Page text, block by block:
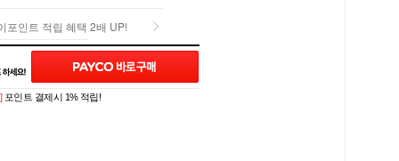
포인트 적립 혜택 2배 UP!
포인트 적립 혜택 2배 UP!
포인트 결제시 1% 적립!
(0)